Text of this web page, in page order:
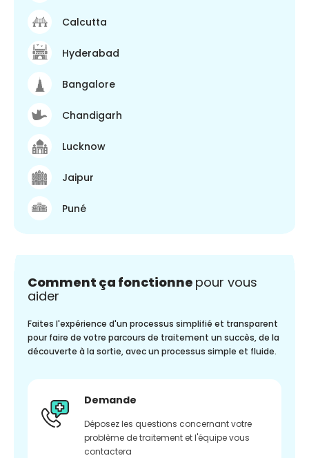
Calcutta
Hyderabad
Bangalore
Chandigarh
Lucknow
Jaipur
Puné
Comment ça fonctionne pour vous
aider
Faites l'expérience d'un processus simplifié et transparent
pour faire de votre parcours de traitement un succès, de la
découverte à la sortie, avec un processus simple et fluide.
Demande
Déposez les questions concernant votre
problème de traitement et l'équipe vous
contactera